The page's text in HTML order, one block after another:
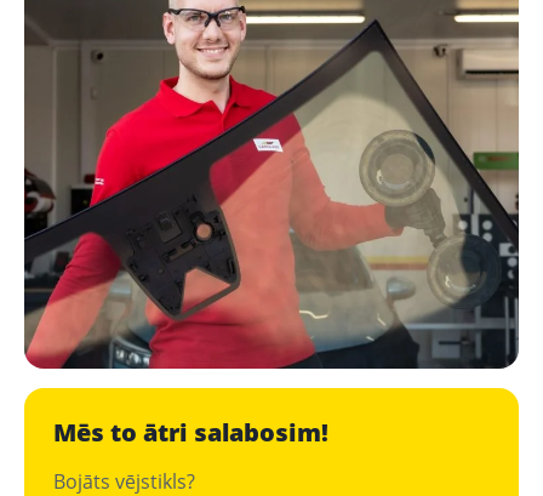
Mēs to ātri salabosim!
Bojāts vējstikls?